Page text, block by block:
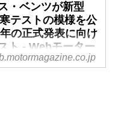
・ベンツが新型
テストの模様を公
の正式発表に向け
ト - Webモーター